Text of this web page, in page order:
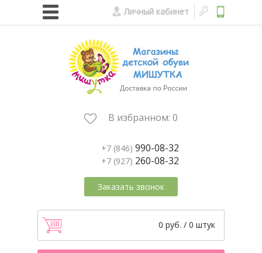
Личный кабинет
В избранном: 0
+7 (846) 990-08-32
+7 (927) 260-08-32
Заказать звонок
0 руб. / 0 штук